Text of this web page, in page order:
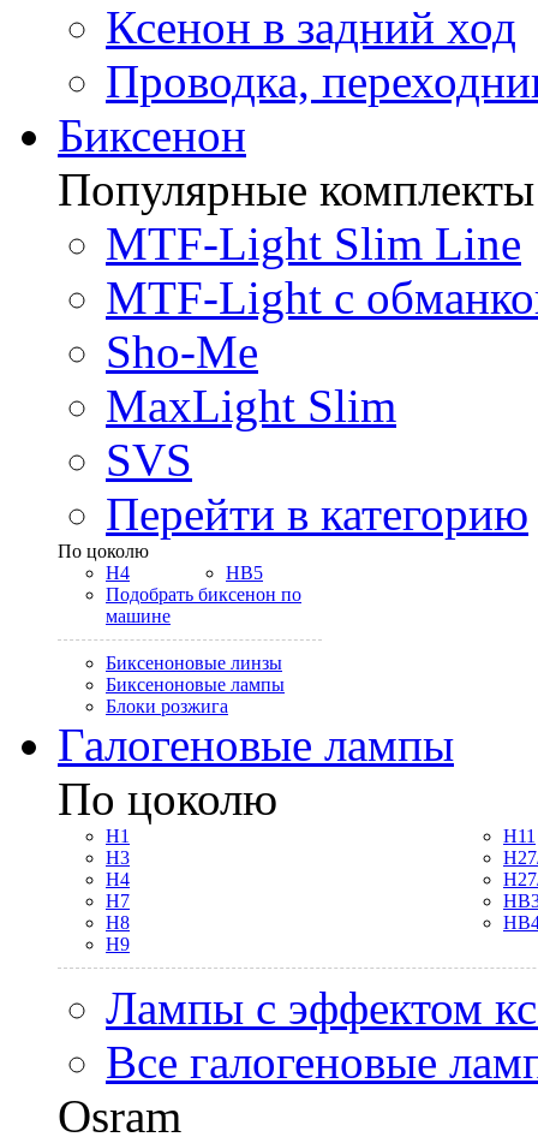
Ксенон в задний ход
Проводка,
Биксенон
Популярные комплекты
MTF-Light Slim Line
MTF-Light с
Sho-Me
MaxLight Slim
SVS
Перейти в категорию
По цоколю
H4
HB5
Подобрать биксенон по
машине
Биксеноновые линзы
Биксеноновые лампы
Блоки розжига
Галогеновые лампы
По цоколю
H1
H3
H4
H7
H8
H9
H11
Лампы с эффектом
Все галогеновые
Osram